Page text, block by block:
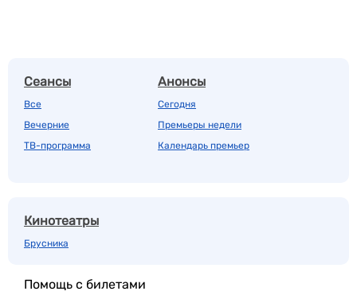
Сеансы
Все
Вечерние
ТВ-программа
Анонсы
Сегодня
Премьеры недели
Календарь премьер
Кинотеатры
Брусника
Помощь с билетами